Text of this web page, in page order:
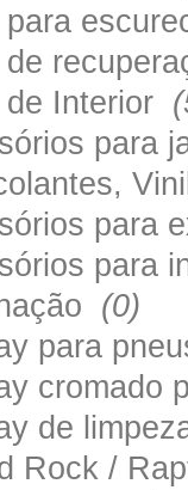
para
de
Interior
para
para
para
(0)
para
cromado
de
Rock /